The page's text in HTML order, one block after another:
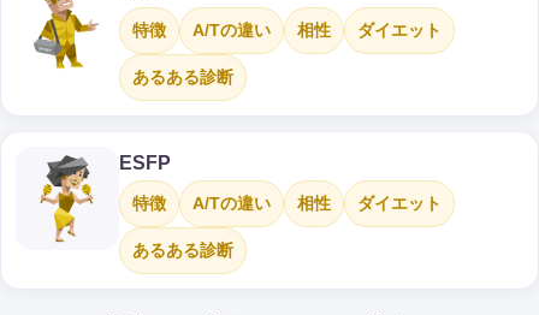
特徴 A/Tの違い 相性 ダイエット
あるある診断
ESFP
特徴 A/Tの違い 相性 ダイエット
あるある診断